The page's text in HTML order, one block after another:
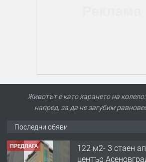
Животът е като карането на
напред, за да не загубим
Последни обяви
ПРЕДЛАГА Ретро Остъклена